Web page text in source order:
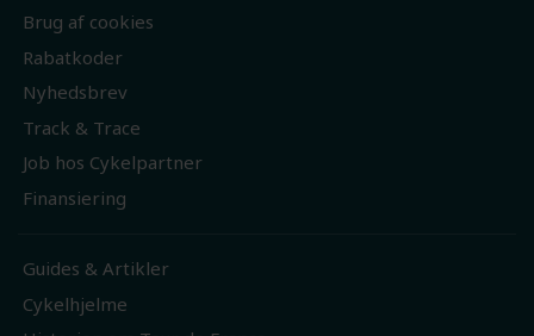
Brug af cookies
Rabatkoder
Nyhedsbrev
Track & Trace
Job hos Cykelpartner
Finansiering
Guides & Artikler
Cykelhjelme